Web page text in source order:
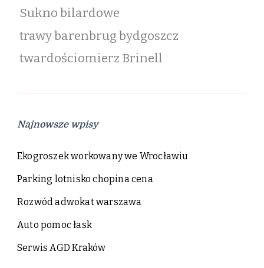
Sukno bilardowe
trawy barenbrug bydgoszcz
twardościomierz Brinell
Najnowsze wpisy
Ekogroszek workowany we Wrocławiu
Parking lotnisko chopina cena
Rozwód adwokat warszawa
Auto pomoc łask
Serwis AGD Kraków